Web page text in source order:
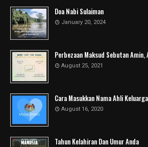
Doa Nabi Sulaiman
January 20, 2024
Perbezaan Maksud Sebutan Amin,
August 25, 2021
Cara Masukkan Nama Ahli
August 16, 2020
Tahun Kelahiran Dan Umur Anda